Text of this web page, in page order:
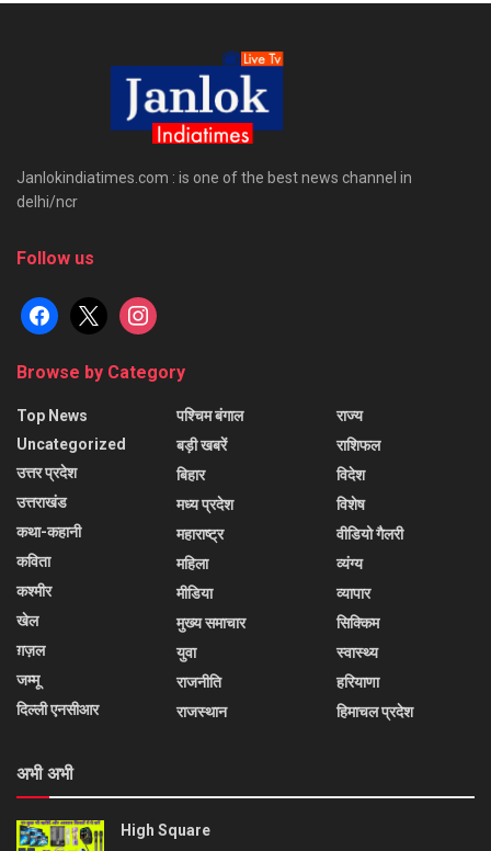
Janlokindiatimes.com : is one of the best news channel in
delhi/ncr
Follow us
facebook
x instagram
Browse by Category
Top News
Uncategorized
उत्तर प्रदेश
उत्तराखंड
कथा-कहानी
कविता
कश्मीर
खेल
ग़ज़ल
जम्मू
दिल्ली एनसीआर
पश्चिम बंगाल
बड़ी खबरें
बिहार
मध्य प्रदेश
महाराष्ट्र
महिला
मीडिया
मुख्य समाचार
युवा
राजनीति
राजस्थान
राज्य
राशिफल
विदेश
विशेष
वीडियो गैलरी
व्यंग्य
व्यापार
सिक्किम
स्वास्थ्य
हरियाणा
हिमाचल प्रदेश
अभी अभी
High Square